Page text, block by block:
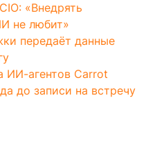
«Внедрять
не любит»
передаёт данные
ИИ-агентов Carrot
до записи на встречу